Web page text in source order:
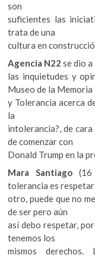
son
suficientes las
trata de una
cultura en
Agencia N22 se dio
las inquietudes y
Museo de la Memoria
y Tolerancia acerca
la
intolerancia?, de
de comenzar con
Donald Trump en la
Mara Santiago
tolerancia es
otro, puede que no
de ser pero aún
así debo respetar,
tenemos los
mismos